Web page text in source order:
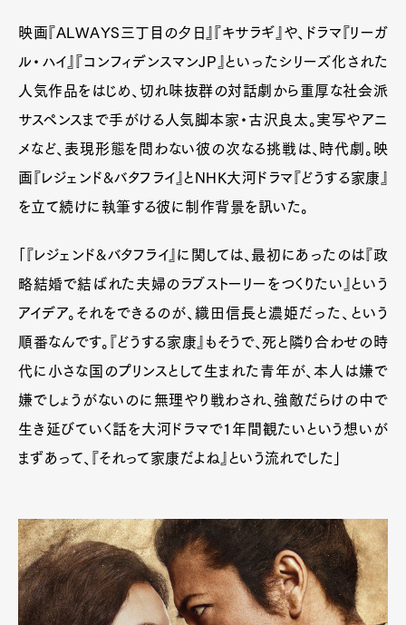
映画『ALWAYS三丁目の夕日』『キサラギ』や、ドラマ『リーガ
ル・ハイ』『コンフィデンスマンJP』といったシリーズ化された
人気作品をはじめ、切れ味抜群の対話劇から重厚な社会派
サスペンスまで手がける人気脚本家・古沢良太。実写やアニ
メなど、表現形態を問わない彼の次なる挑戦は、時代劇。映
画『レジェンド&バタフライ』とNHK大河ドラマ『どうする家康』
を立て続けに執筆する彼に制作背景を訊いた。
「『レジェンド&バタフライ』に関しては、最初にあったのは『政
略結婚で結ばれた夫婦のラブストーリーをつくりたい』という
アイデア。それをできるのが、織田信長と濃姫だった、という
順番なんです。『どうする家康』もそうで、死と隣り合わせの時
代に小さな国のプリンスとして生まれた青年が、本人は嫌で
嫌でしょうがないのに無理やり戦わされ、強敵だらけの中で
生き延びていく話を大河ドラマで1年間観たいという想いが
まずあって、『それって家康だよね』という流れでした」